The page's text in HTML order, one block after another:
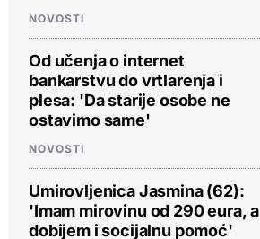
NOVOSTI
Od učenja o internet
bankarstvu do vrtlarenja i
plesa: 'Da starije osobe ne
ostavimo same'
NOVOSTI
Umirovljenica Jasmina (62):
'Imam mirovinu od 290 eura, a
dobijem i socijalnu pomoć'